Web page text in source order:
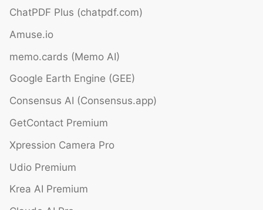
ChatPDF Plus (chatpdf.com)
Amuse.io
memo.cards (Memo AI)
Google Earth Engine (GEE)
Consensus AI (Consensus.app)
GetContact Premium
Xpression Camera Pro
Udio Premium
Krea AI Premium